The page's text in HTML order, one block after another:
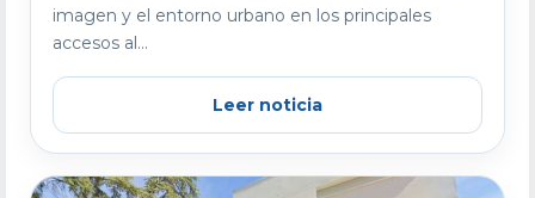
imagen y el entorno urbano en los principales
accesos al...
Leer noticia